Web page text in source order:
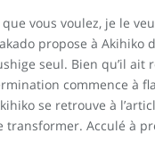
que vous voulez, je le
propose à
seul. Bien qu’il
commence à
se retrouve à
transformer. Acculé à